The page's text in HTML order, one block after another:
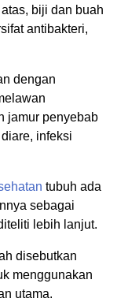
biji dan buah
antibakteri,
dengan
jamur penyebab
infeksi
tubuh ada
sebagai
lebih lanjut.
disebutkan
menggunakan
utama.